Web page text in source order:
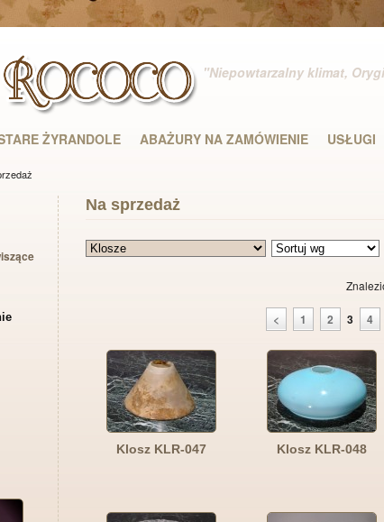
"Niepowtarzalny klimat,
ŻYRANDOLE ABAŻURY NA ZAMÓWIENIE USŁUGI
Na sprzedaż
< 1 2 3 4
Klosz KLR-047 Klosz KLR-048